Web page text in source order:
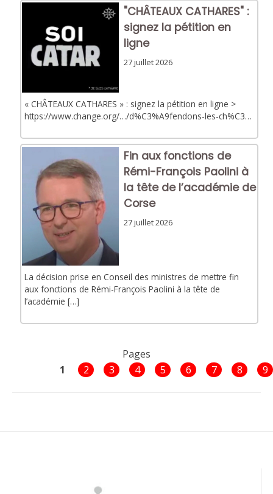
"CHÂTEAUX CATHARES" :
signez la pétition en
ligne
27 juillet 2026
« CHÂTEAUX CATHARES » : signez la pétition en ligne >
https://www.change.org/…/d%C3%A9fendons-les-ch%C3…
Fin aux fonctions de
Rémi-François Paolini à
la tête de l’académie de
Corse
27 juillet 2026
La décision prise en Conseil des ministres de mettre fin
aux fonctions de Rémi-François Paolini à la tête de
l’académie […]
Pages
1
2 3 4 5 6 7 8 9